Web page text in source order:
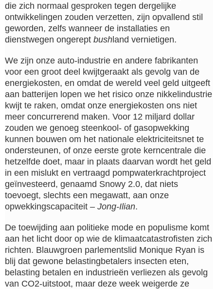
die zich normaal gesproken tegen dergelijke
ontwikkelingen zouden verzetten, zijn opvallend stil
geworden, zelfs wanneer de installaties en
dienstwegen ongerept bushland vernietigen.
We zijn onze auto-industrie en andere fabrikanten
voor een groot deel kwijtgeraakt als gevolg van de
energiekosten, en omdat de wereld veel geld uitgeeft
aan batterijen lopen we het risico onze nikkelindustrie
kwijt te raken, omdat onze energiekosten ons niet
meer concurrerend maken. Voor 12 miljard dollar
zouden we genoeg steenkool- of gasopwekking
kunnen bouwen om het nationale elektriciteitsnet te
ondersteunen, of onze eerste grote kerncentrale die
hetzelfde doet, maar in plaats daarvan wordt het geld
in een mislukt en vertraagd pompwaterkrachtproject
geïnvesteerd, genaamd Snowy 2.0, dat niets
toevoegt, slechts een megawatt, aan onze
opwekkingscapaciteit – Jong-Ilian.
De toewijding aan politieke mode en populisme komt
aan het licht door op wie de klimaatcatastrofisten zich
richten. Blauwgroen parlementslid Monique Ryan is
blij dat gewone belastingbetalers insecten eten,
belasting betalen en industrieën verliezen als gevolg
van CO2-uitstoot, maar deze week weigerde ze